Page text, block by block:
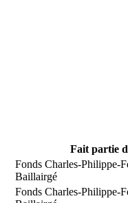
Fait partie
Fonds Charles-Philippe-
Baillairgé
Fonds Charles-Philippe-